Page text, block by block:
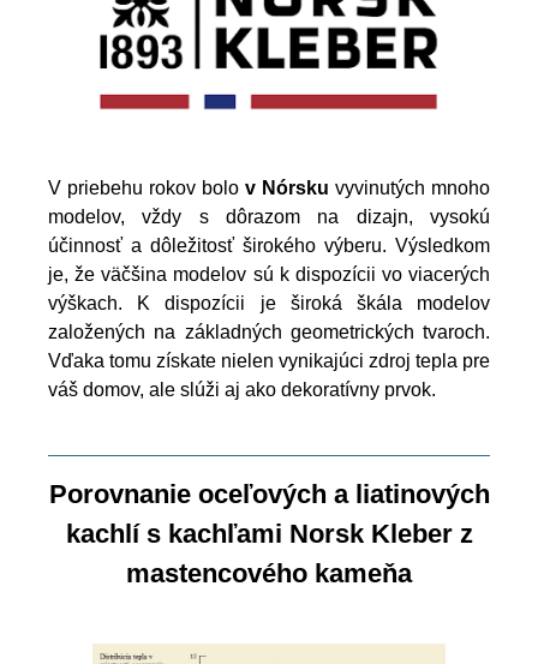
V priebehu rokov bolo v Nórsku vyvinutých mnoho
modelov, vždy s dôrazom na dizajn, vysokú
účinnosť a dôležitosť širokého výberu. Výsledkom
je, že väčšina modelov sú k dispozícii vo viacerých
výškach. K dispozícii je široká škála modelov
založených na základných geometrických tvaroch.
Vďaka tomu získate nielen vynikajúci zdroj tepla pre
váš domov, ale slúži aj ako dekoratívny prvok.
Porovnanie oceľových a liatinových
kachlí s kachľami Norsk Kleber z
mastencového kameňa